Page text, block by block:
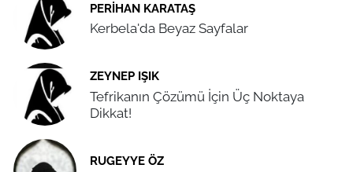
PERIHAN KARATAŞ
Kerbela'da Beyaz Sayfalar
ZEYNEP IŞIK
Tefrikanın Çözümü İçin Üç Noktaya
Dikkat!
RUGEYYE ÖZ